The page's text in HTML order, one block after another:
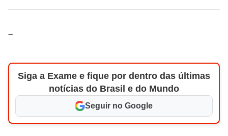
–
Siga a Exame e fique por dentro das últimas
notícias do Brasil e do Mundo
Seguir no Google